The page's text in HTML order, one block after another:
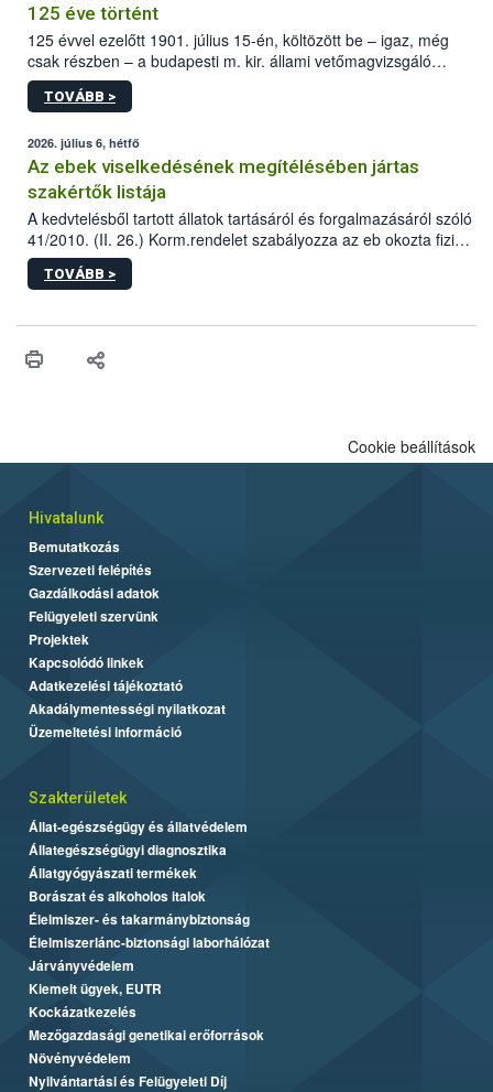
125 éve történt
125 évvel ezelőtt 1901. július 15-én, költözött be – igaz, még
csak részben – a budapesti m. kir. állami vetőmagvizsgáló
állomás a Kis Rókus utca 15. szám alatti, Czigler Győző által
tervezett új épületébe.
TOVÁBB >
2026. július 6, hétfő
Az ebek viselkedésének megítélésében jártas
szakértők listája
A kedvtelésből tartott állatok tartásáról és forgalmazásáról szóló
41/2010. (II. 26.) Korm.rendelet szabályozza az eb okozta fizikai
sérülés, illetve ennek veszélye keletkezésekor felmerülő
hatósági feladatokat, valamint a veszélyes eb tartását és annak
vonni az ebek viselkedésének megítélésében jártas szakértőt.
TOVÁBB >
Cookie beállítások
Hivatalunk
Bemutatkozás
Szervezeti felépítés
Gazdálkodási adatok
Felügyeleti szervünk
Projektek
Kapcsolódó linkek
Adatkezelési tájékoztató
Akadálymentességi nyilatkozat
Üzemeltetési információ
Szakterületek
Állat-egészségügy és állatvédelem
Állategészségügyi diagnosztika
Állatgyógyászati termékek
Borászat és alkoholos italok
Élelmiszer- és takarmánybiztonság
Élelmiszerlánc-biztonsági laborhálózat
Járványvédelem
Kiemelt ügyek, EUTR
Kockázatkezelés
Mezőgazdasági genetikai erőforrások
Növényvédelem
Nyilvántartási és Felügyeleti Díj